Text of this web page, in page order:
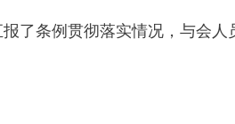
了条例贯彻落实情况，与会